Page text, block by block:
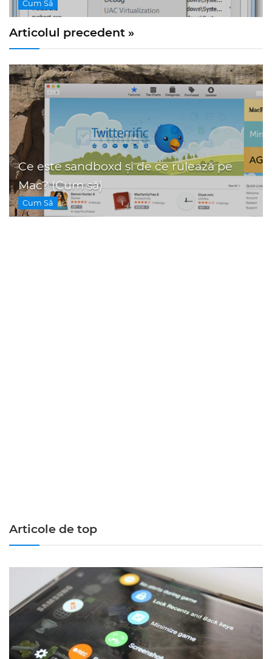
Cum Să
Articolul precedent »
Ce este sandboxd și de ce rulează pe
Mac? (Cum să)
Cum Să
Articole de top